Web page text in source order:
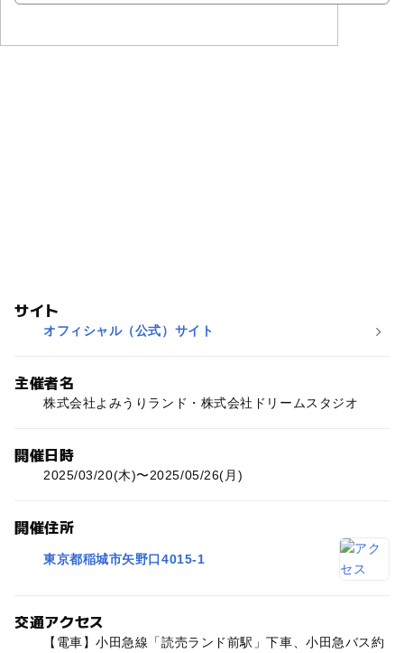
サイト
オフィシャル（公式）サイト
主催者名
株式会社よみうりランド・株式会社ドリームスタジオ
開催日時
2025/03/20(木)〜2025/05/26(月)
開催住所
東京都稲城市矢野口4015-1
交通アクセス
【電車】小田急線「読売ランド前駅」下車、小田急バス約